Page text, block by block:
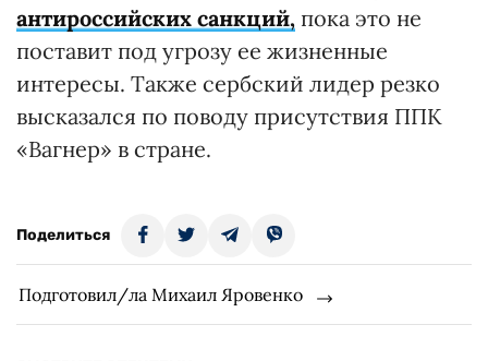
антироссийских санкций, пока это не
поставит под угрозу ее жизненные
интересы. Также сербский лидер резко
высказался по поводу присутствия ППК
«Вагнер» в стране.
Поделиться
Подготовил/ла Михаил Яровенко